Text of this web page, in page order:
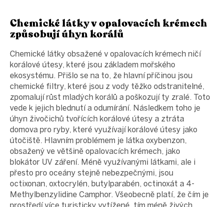
Chemické látky v opalovacích krémech
způsobují úhyn korálů
Chemické látky obsažené v opalovacích krémech ničí
korálové útesy, které jsou základem mořského
ekosystému. Přišlo se na to, že hlavní příčinou jsou
chemické filtry, které jsou z vody těžko odstranitelné,
zpomalují růst mladých korálů a poškozují ty zralé. Toto
vede k jejich blednutí a odumírání. Následkem toho je
úhyn živočichů tvořících korálové útesy a ztráta
domova pro ryby, které využívají korálové útesy jako
útočiště. Hlavním problémem je látka oxybenzon,
obsažený ve většině opalovacích krémech, jako
blokátor UV záření. Méně využívanými látkami, ale i
přesto pro oceány stejně nebezpečnými, jsou
octixonan, oxtocrylén, butylparabén, octinoxát a 4-
Methylbenzylidine Camphor. Všeobecně platí, že čím je